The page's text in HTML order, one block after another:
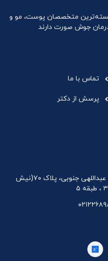
متخصصان پوست، مو و
جوش صورت دارند
تماس با ما
پرسش از دکتر
تهران، بلوار اندرزگو، نبش خیابان عبداللهی جنوبی، پلاک ۷۰(نیش